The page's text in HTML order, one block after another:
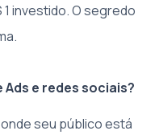
1 investido. O segredo
e redes sociais?
seu público está